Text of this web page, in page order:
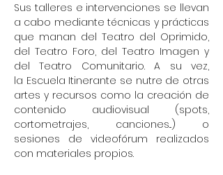
Sus talleres e intervenciones se llevan
a cabo mediante técnicas y prácticas
que manan del Teatro del Oprimido,
del Teatro Foro, del Teatro Imagen y
del Teatro Comunitario. A su vez,
la Escuela Itinerante se nutre de otras
artes y recursos como la creación de
contenido audiovisual (spots,
cortometrajes, canciones...) o
sesiones de videofórum realizados
con materiales propios.